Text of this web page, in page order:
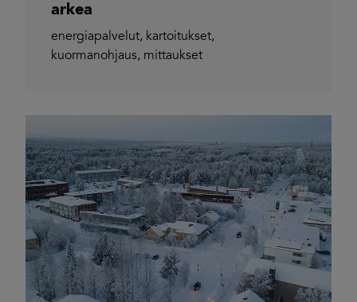
arkea
energiapalvelut, kartoitukset,
kuormanohjaus, mittaukset